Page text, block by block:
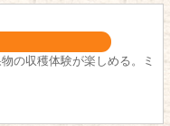
の収穫体験が楽しめる。ミ